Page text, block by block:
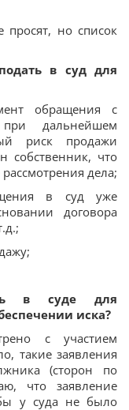
просят, но список
в суд для
обращения с
дальнейшем
риск продажи
собственник, что
дела;
в суд уже
договора
в суде для
иска?
с участием
такие заявления
(сторон по
что заявление
у суда не было